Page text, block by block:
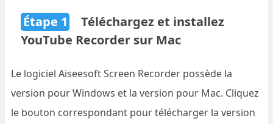
Étape 1
Téléchargez et installez
YouTube Recorder sur Mac
Le logiciel Aiseesoft Screen Recorder possède la
version pour Windows et la version pour Mac. Cliquez
le bouton correspondant pour télécharger la version